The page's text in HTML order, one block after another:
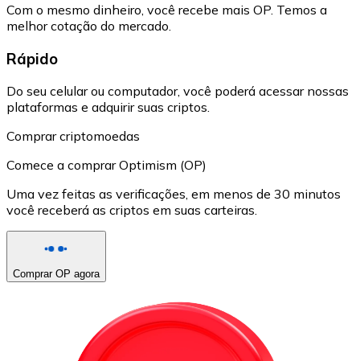
Com o mesmo dinheiro, você recebe mais OP. Temos a
melhor cotação do mercado.
Rápido
Do seu celular ou computador, você poderá acessar nossas
plataformas e adquirir suas criptos.
Comprar criptomoedas
Comece a comprar Optimism (OP)
Uma vez feitas as verificações, em menos de 30 minutos
você receberá as criptos em suas carteiras.
Comprar OP agora